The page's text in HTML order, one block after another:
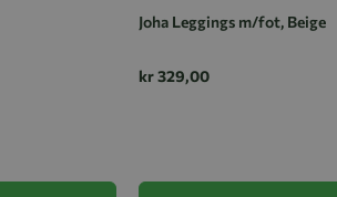
Joha Leggings m/fot, Beige
kr 329,00